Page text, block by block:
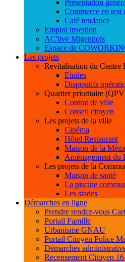
Présentation
Commerce en
Café tendance
Emploi insertion
AC'tive Migennois
Espace de
Les projets
Revitalisation du Centre
Etudes
Dispositifs
Quartier prioritaire
Contrat de ville
Conseil citoyen
Les projets de la ville
Cinéma
Hôtel Restaurant
Maison de la
Aménagement du
Les projets de la
Maison de santé
La piscine
Les stades
Démarches en ligne
Prendre rendez-vous
Portail Famille
Urbanisme GNAU
Portail Citoyen Police
Démarches
Recensement Citoyen 16